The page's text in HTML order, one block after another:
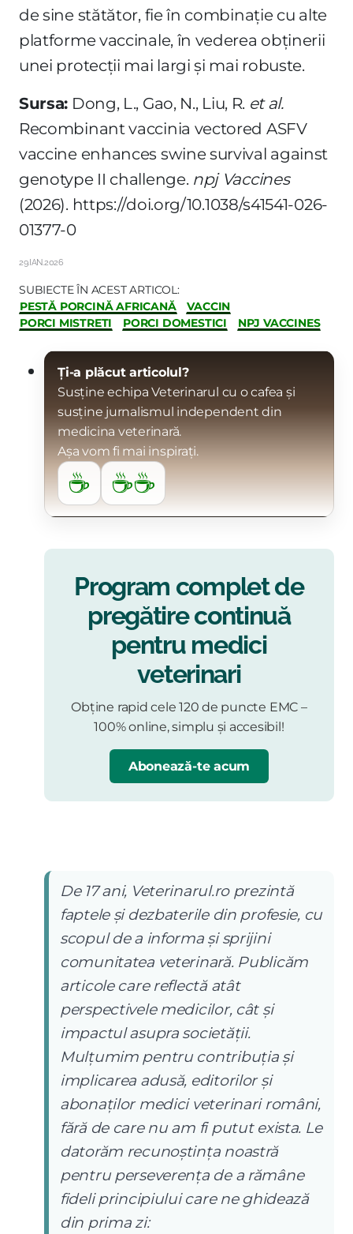
de sine stătător, fie în combinație cu alte
platforme vaccinale, în vederea obținerii
unei protecții mai largi și mai robuste.
Sursa: Dong, L., Gao, N., Liu, R. et al.
Recombinant vaccinia vectored ASFV
vaccine enhances swine survival against
genotype II challenge. npj Vaccines
(2026). https://doi.org/10.1038/s41541-026-
01377-0
29.IAN.2026
SUBIECTE ÎN ACEST ARTICOL:
PESTĂ PORCINĂ AFRICANĂ
VACCIN
PORCI MISTRETI
PORCI DOMESTICI NPJ VACCINES
Ți-a plăcut articolul?
Susține echipa Veterinarul cu o cafea și
susține jurnalismul independent din
medicina veterinară.
Așa vom fi mai inspirați.
☕ ☕☕
Program complet de
pregătire continuă
pentru medici
veterinari
Obține rapid cele 120 de puncte EMC –
100% online, simplu și accesibil!
Abonează-te acum
De 17 ani, Veterinarul.ro prezintă
faptele și dezbaterile din profesie, cu
scopul de a informa și sprijini
comunitatea veterinară. Publicăm
articole care reflectă atât
perspectivele medicilor, cât și
impactul asupra societății.
Mulțumim pentru contribuția și
implicarea adusă, editorilor și
abonaților medici veterinari români,
fără de care nu am fi putut exista. Le
datorăm recunoștința noastră
pentru perseverența de a rămâne
fideli principiului care ne ghidează
din prima zi: